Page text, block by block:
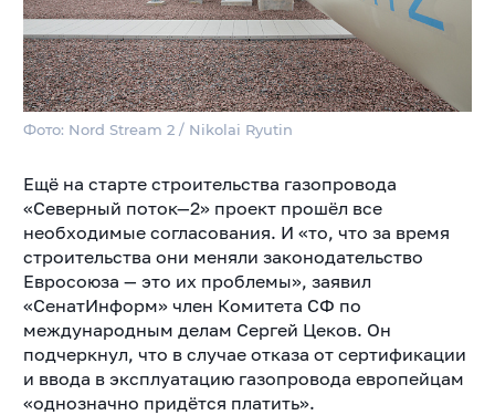
Фото: Nord Stream 2 / Nikolai Ryutin
Ещё на старте строительства газопровода
«Северный поток—2» проект прошёл все
необходимые согласования. И «то, что за время
строительства они меняли законодательство
Евросоюза — это их проблемы», заявил
«СенатИнформ» член Комитета СФ по
международным делам Сергей Цеков. Он
подчеркнул, что в случае отказа от сертификации
и ввода в эксплуатацию газопровода европейцам
«однозначно придётся платить».